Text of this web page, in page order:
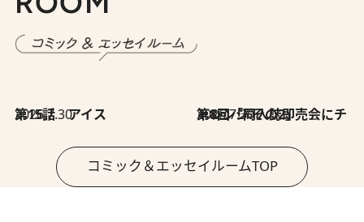
2026.7.30
第15話 アイス 2026.7.30
第8回「同人誌即売会にチャレンジ その2」
コミック＆エッセイルームTOP